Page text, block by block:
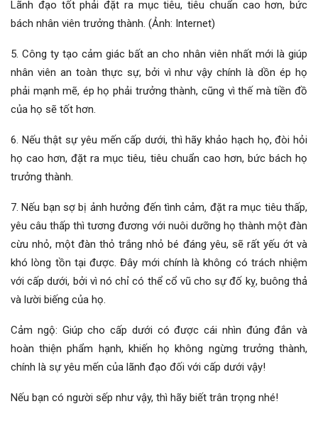
Lãnh đạo tốt phải đặt ra mục tiêu, tiêu chuẩn cao hơn, bức
bách nhân viên trưởng thành. (Ảnh: Internet)
5. Công ty tạo cảm giác bất an cho nhân viên nhất mới là giúp
nhân viên an toàn thực sự, bởi vì như vậy chính là dồn ép họ
phải mạnh mẽ, ép họ phải trưởng thành, cũng vì thế mà tiền đồ
của họ sẽ tốt hơn.
6. Nếu thật sự yêu mến cấp dưới, thì hãy khảo hạch họ, đòi hỏi
họ cao hơn, đặt ra mục tiêu, tiêu chuẩn cao hơn, bức bách họ
trưởng thành.
7. Nếu bạn sợ bị ảnh hưởng đến tình cảm, đặt ra mục tiêu thấp,
yêu câu thấp thì tương đương với nuôi dưỡng họ thành một đàn
cừu nhỏ, một đàn thỏ trắng nhỏ bé đáng yêu, sẽ rất yếu ớt và
khó lòng tồn tại được. Đây mới chính là không có trách nhiệm
với cấp dưới, bởi vì nó chỉ có thể cổ vũ cho sự đố kỵ, buông thả
và lười biếng của họ.
Cảm ngộ: Giúp cho cấp dưới có được cái nhìn đúng đắn và
hoàn thiện phẩm hạnh, khiến họ không ngừng trưởng thành,
chính là sự yêu mến của lãnh đạo đối với cấp dưới vậy!
Nếu bạn có người sếp như vậy, thì hãy biết trân trọng nhé!